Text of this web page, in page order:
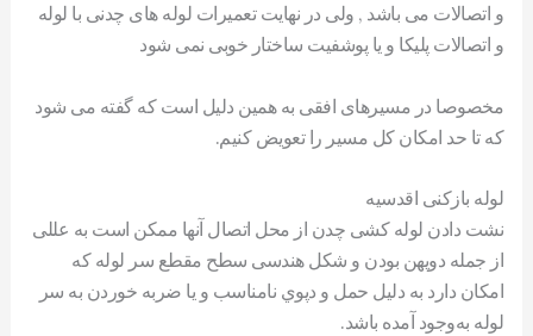
و اتصالات می باشد , ولی در نهایت تعمیرات لوله های چدنی با لوله
و اتصالات پلیکا و یا پوشفیت ساختار خوبی نمی شود
مخصوصا در مسیرهای افقی به همین دلیل است که گفته می شود
که تا حد امکان کل مسیر را تعویض کنیم.
لوله بازکنی اقدسیه
نشت دادن لوله‌ کشی چدن از محل اتصال آنها ممكن است به عللی
از جمله دوپهن بودن و شکل هندسی سطح مقطع سر لوله كه
امکان دارد به دليل حمل و دپوي نامناسب و يا ضربه خوردن به سر
لوله به‌وجود آمده باشد.